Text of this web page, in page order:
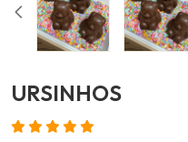
URSINHOS